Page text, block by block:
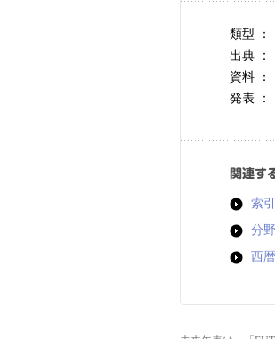
類型 ：
出典 ：
資料 ：
発表 ：
関連す
索
分
西